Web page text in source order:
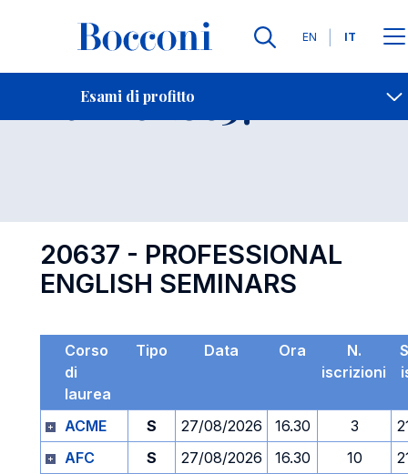
Lingue
EN IT
Esami di profitto
Contatti
Esame 20637 Open
20637 - PROFESSIONAL
ENGLISH SEMINARS
Corso
di
laurea
Tipo Data Ora
N.
iscrizioni
ACME S 27/08/2026 16.30 3
AFC
S 27/08/2026 16.30 10